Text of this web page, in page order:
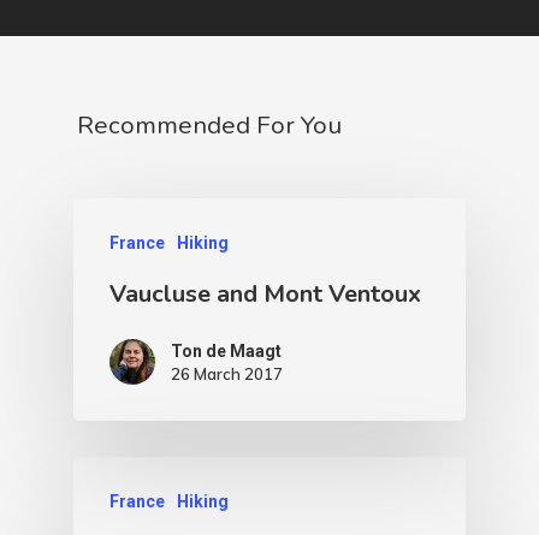
Recommended For You
France Hiking
Vaucluse and Mont Ventoux
Ton de Maagt
26 March 2017
France Hiking